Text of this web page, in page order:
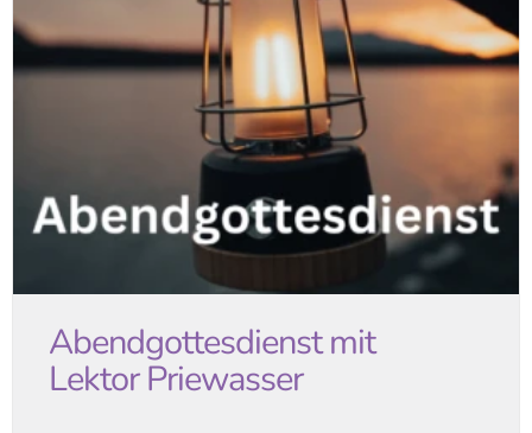
Abendgottesdienst mit
Lektor Priewasser